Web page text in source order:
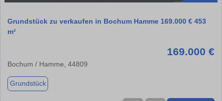
Grundstück zu verkaufen in Bochum Hamme 169.000 € 453
m²
169.000 €
Bochum / Hamme, 44809
Grundstück